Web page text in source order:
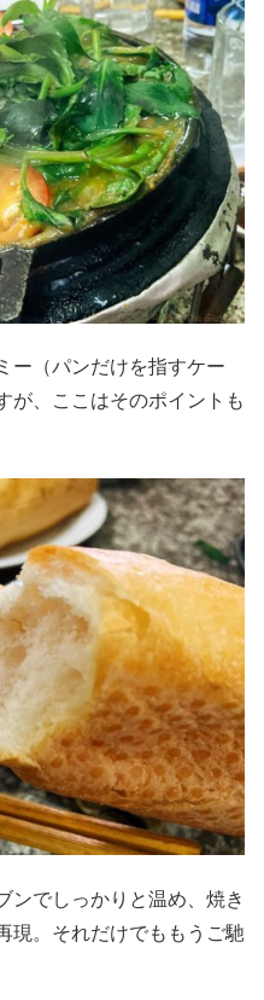
ー（パンだけを指すケー
が、ここはそのポイントも
ンでしっかりと温め、焼き
現。それだけでももうご馳